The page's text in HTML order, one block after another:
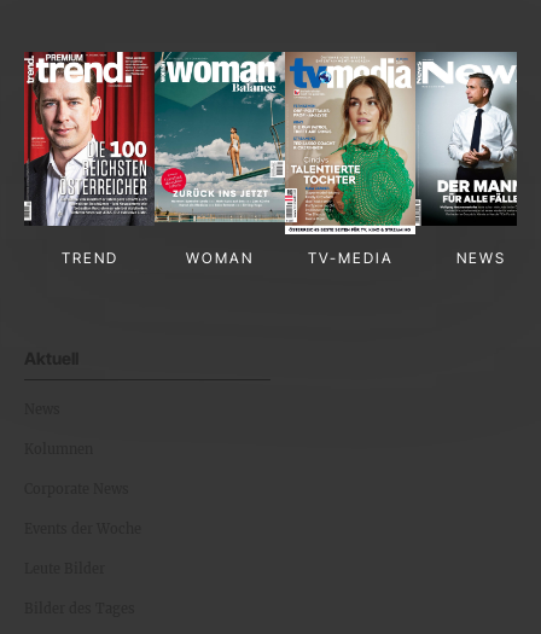
TREND WOMAN TV-MEDIA NEWS